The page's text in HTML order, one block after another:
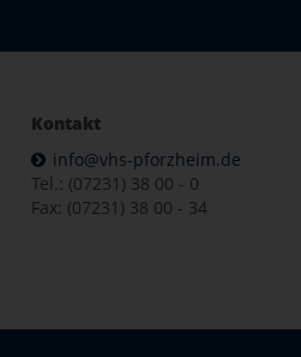
Kontakt
info@vhs-pforzheim.de
Tel.: (07231) 38 00 - 0
Fax: (07231) 38 00 - 34